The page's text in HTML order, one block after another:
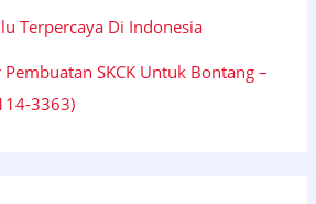
Terpercaya Di Indonesia
SKCK Untuk Bontang –
3363)